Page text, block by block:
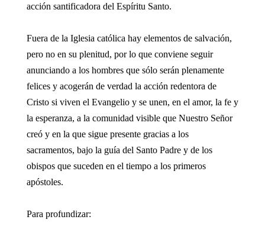
acción santificadora del Espíritu Santo.
Fuera de la Iglesia católica hay elementos de salvación,
pero no en su plenitud, por lo que conviene seguir
anunciando a los hombres que sólo serán plenamente
felices y acogerán de verdad la acción redentora de
Cristo si viven el Evangelio y se unen, en el amor, la fe y
la esperanza, a la comunidad visible que Nuestro Señor
creó y en la que sigue presente gracias a los
sacramentos, bajo la guía del Santo Padre y de los
obispos que suceden en el tiempo a los primeros
apóstoles.
Para profundizar: